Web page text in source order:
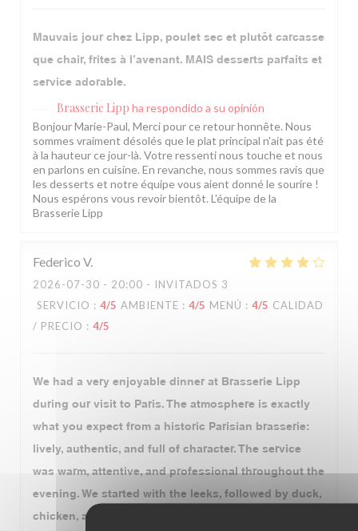
Mauvais jour chez Lipp, poulet sec et plutôt carcasse
que chair, frites à l’avenant. MAIS desserts parfaits et
service adorable.
Brasserie Lipp ha respondido a su opinión
Bonjour Marie-Paul, Merci pour ce retour honnête. Nous
sommes vraiment désolés que le plat principal n'ait pas été
à la hauteur ce jour-là. Votre ressenti nous touche et nous
en parlons en cuisine. En revanche, nous sommes ravis que
les desserts et notre équipe vous aient donné le sourire !
Nous espérons vous revoir bientôt. L'équipe de la
Brasserie Lipp
Federico V
2026-07-30 - 20:00 - INVITADOS 3
SERVICIO : 4/5 AMBIENTE : 4/5 MENÚ : 4/5 CALIDAD
/ PRECIO : 4/5
We had a very enjoyable dinner at Brasserie Lipp
during our visit to Paris. The atmosphere is exactly
what you expect from a historic Parisian brasserie:
lively, authentic, and full of character. The service
was warm, attentive, and professional throughout the
evening. We started with the leeks, followed by duck,
chicken, and beef. The duck and chicken were very